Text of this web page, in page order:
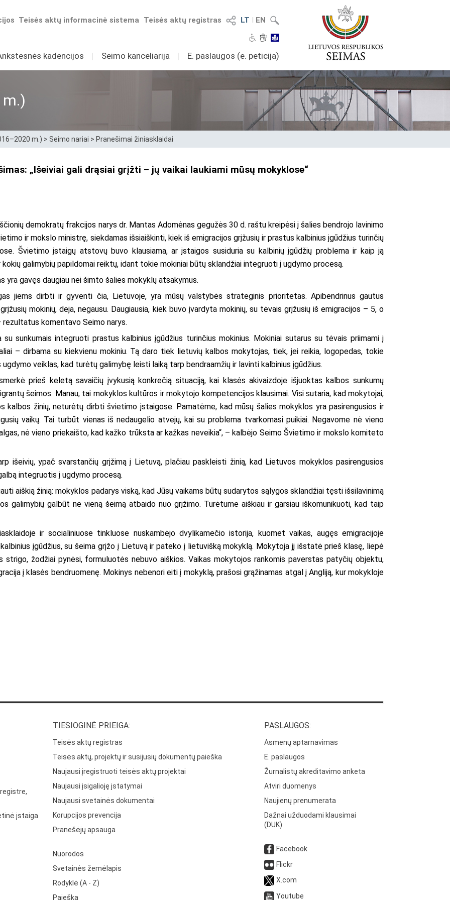
LT I EN
Teisės aktų registras
Teisės aktų informacinė sistema
kadencijos I Seimo kanceliarija I E. paslaugos (e. peticija)
m.) > Seimo nariai > Pranešimai žiniasklaidai
„Išeiviai gali drąsiai grįžti – jų vaikai laukiami mūsų mokyklose“
demokratų frakcijos narys dr. Mantas Adomėnas gegužės 30 d. raštu kreipėsi į šalies bendrojo lavinimo
ir mokslo ministrę, siekdamas išsiaiškinti, kiek iš emigracijos grįžusių ir prastus kalbinius įgūdžius turinčių
Švietimo įstaigų atstovų buvo klausiama, ar įstaigos susiduria su kalbinių įgūdžių problema ir kaip ją
kokių galimybių papildomai reiktų, idant tokie mokiniai būtų sklandžiai integruoti į ugdymo procesą.
yra gavęs daugiau nei šimto šalies mokyklų atsakymus.
jiems dirbti ir gyventi čia, Lietuvoje, yra mūsų valstybės strateginis prioritetas. Apibendrinus gautus
mokinių, deja, negausu. Daugiausia, kiek buvo įvardyta mokinių, su tėvais grįžusių iš emigracijos – 5, o
rezultatus komentavo Seimo narys.
su sunkumais integruoti prastus kalbinius įgūdžius turinčius mokinius. Mokiniai sutarus su tėvais priimami į
– dirbama su kiekvienu mokiniu. Tą daro tiek lietuvių kalbos mokytojas, tiek, jei reikia, logopedas, tokie
ugdymo veiklas, kad turėtų galimybę leisti laiką tarp bendraamžių ir lavinti kalbinius įgūdžius.
prieš keletą savaičių įvykusią konkrečią situaciją, kai klasės akivaizdoje išjuoktas kalbos sunkumų
šeimos. Manau, tai mokyklos kultūros ir mokytojo kompetencijos klausimai. Visi sutaria, kad mokytojai,
kalbos žinių, neturėtų dirbti švietimo įstaigose. Pamatėme, kad mūsų šalies mokyklos yra pasirengusios ir
vaikų. Tai turbūt vienas iš nedaugelio atvejų, kai su problema tvarkomasi puikiai. Negavome nė vieno
nė vieno priekaišto, kad kažko trūksta ar kažkas neveikia“, – kalbėjo Seimo Švietimo ir mokslo komiteto
išeivių, ypač svarstančių grįžimą į Lietuvą, plačiau paskleisti žinią, kad Lietuvos mokyklos pasirengusios
integruotis į ugdymo procesą.
aiškią žinią: mokyklos padarys viską, kad Jūsų vaikams būtų sudarytos sąlygos sklandžiai tęsti išsilavinimą
galimybių galbūt ne vieną šeimą atbaido nuo grįžimo. Turėtume aiškiau ir garsiau iškomunikuoti, kad taip
ir socialiniuose tinkluose nuskambėjo dvylikamečio istorija, kuomet vaikas, augęs emigracijoje
įgūdžius, su šeima grįžo į Lietuvą ir pateko į lietuvišką mokyklą. Mokytoja jį išstatė prieš klasę, liepė
strigo, žodžiai pynėsi, formuluotės nebuvo aiškios. Vaikas mokytojos rankomis paverstas patyčių objektu,
į klasės bendruomenę. Mokinys nebenori eiti į mokyklą, prašosi grąžinamas atgal į Angliją, kur mokykloje
įstaiga
TIESIOGINĖ PRIEIGA:
Teisės aktų registras
Teisės aktų, projektų ir susijusių dokumentų paieška
Naujausi įregistruoti teisės aktų projektai
Naujausi įsigalioję įstatymai
Naujausi svetainės dokumentai
Korupcijos prevencija
Pranešėjų apsauga
Nuorodos
Svetainės žemėlapis
Rodyklė (A - Z)
Paieška
PASLAUGOS:
Asmenų aptarnavimas
E. paslaugos
Žurnalistų akreditavimo anketa
Atviri duomenys
Naujienų prenumerata
Dažnai užduodami klausimai
(DUK)
Facebook
Flickr
X.com
Youtube